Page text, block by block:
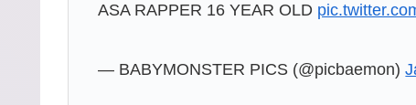
ASA RAPPER 16 YEAR OLD
— BABYMONSTER PICS (@picbaemon)